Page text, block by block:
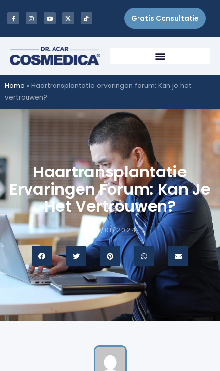
Gratis Consultatie
Home » Haartransplantatie ervaringen forum: Kan je het
vertrouwen?
Haartransplantatie
Ervaringen Forum: Kan Je
Het Vertrouwen?
19/01/2024